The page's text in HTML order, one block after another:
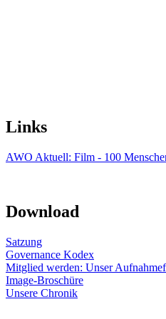
Links
AWO Aktuell: Film - 100
Download
Satzung
Governance Kodex
Mitglied werden: Unser
Image-Broschüre
Unsere Chronik